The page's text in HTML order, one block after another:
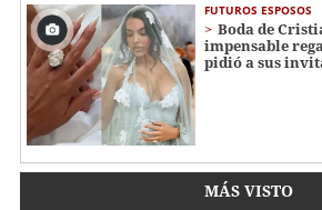
FUTUROS ESPOSOS
Boda de
impensable
pidió a sus
MÁS VISTO